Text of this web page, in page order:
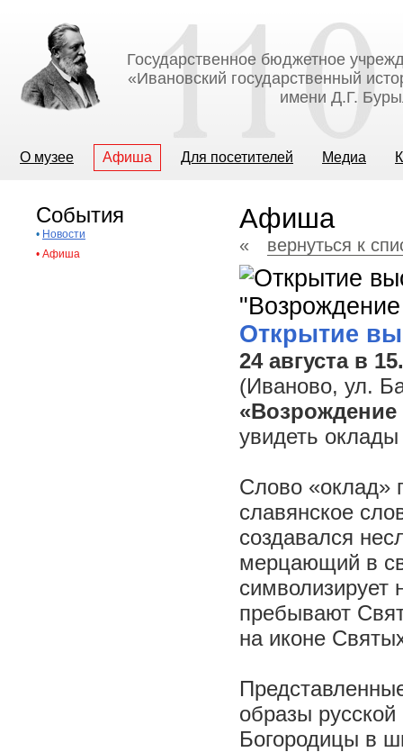
Государственное бюджетное
«Ивановский государственный
имени Д.Г.
О музее Афиша Для посетителей Медиа
События
• Новости
• Афиша
Афиша
« вернуться к
Открытие
24 августа в
(Иваново, ул.
«Возрождение
увидеть
Слово «оклад»
славянское
создавался
мерцающий в
символизирует
пребывают
на иконе
образы
Богородицы в